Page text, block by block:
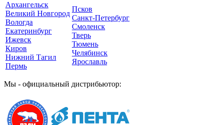
Архангельск
Великий Новгород
Вологда
Екатеринбург
Ижевск
Киров
Нижний Тагил
Пермь
Псков
Санкт-Петербург
Смоленск
Тверь
Тюмень
Челябинск
Ярославль
Мы - официальный дистрибьютор: